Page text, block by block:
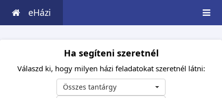
eHázi
Ha segíteni szeretnél
Válaszd ki, hogy milyen házi feladatokat szeretnél látni:
Összes tantárgy